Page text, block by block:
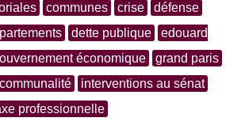
communes crise
défense
dette publique
edouard
économique
grand paris
interventions au sénat
professionnelle